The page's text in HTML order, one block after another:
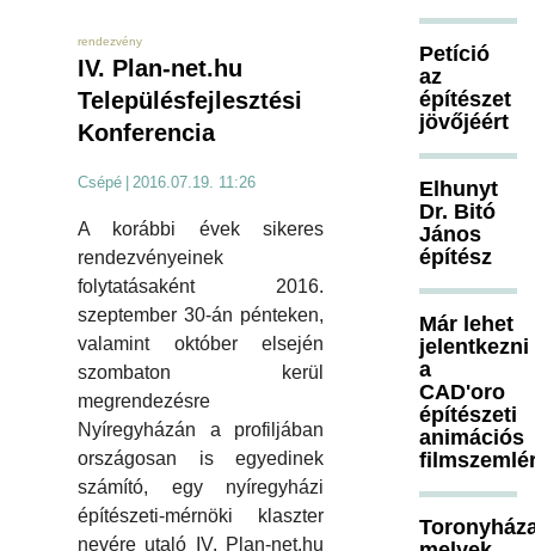
rendezvény
IV. Plan-net.hu
Településfejlesztési
Konferencia
Csépé | 2016.07.19. 11:26
A korábbi évek sikeres
rendezvényeinek
folytatásaként 2016.
szeptember 30-án pénteken,
valamint október elsején
szombaton kerül
megrendezésre
Nyíregyházán a profiljában
országosan is egyedinek
számító, egy nyíregyházi
építészeti-mérnöki klaszter
nevére utaló IV. Plan-net.hu
Petíció
az
építészet
jövőjéért
Elhunyt
Dr. Bitó
János
építész
Már lehet
jelentkezni
a
CAD'oro
építészeti
animációs